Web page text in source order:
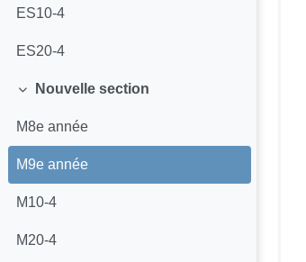
ES10-4
ES20-4
Replier
Nouvelle section
M8e année
M9e année
M10-4
M20-4